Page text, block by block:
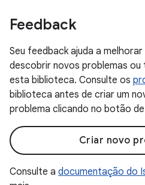
Feedback
Seu feedback ajuda a
descobrir novos problemas
esta biblioteca. Consulte os
biblioteca antes de criar um
problema clicando no botão
Criar novo
Consulte a documentação do